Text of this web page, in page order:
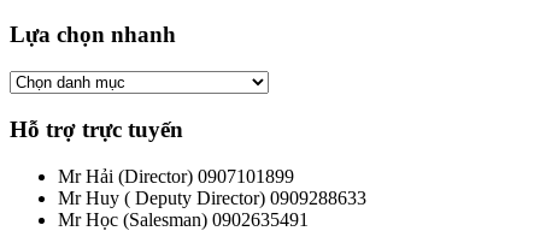
Lựa chọn nhanh
Hỗ trợ trực tuyến
Mr Hải (Director) 0907101899
Mr Huy ( Deputy Director) 0909288633
Mr Học (Salesman) 0902635491